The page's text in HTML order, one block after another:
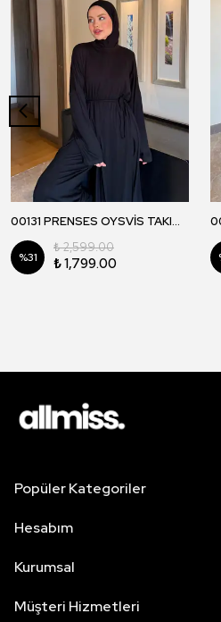
00131 PRENSES OYSVİS TAKIM - Siyah
%31
₺ 2,599.00
₺ 1,799.00
Popüler Kategoriler
Hesabım
Kurumsal
Müşteri Hizmetleri